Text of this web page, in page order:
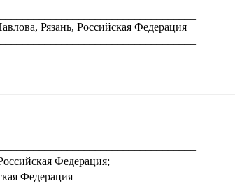
Рязань, Российская Федерация
Федерация;
Федерация